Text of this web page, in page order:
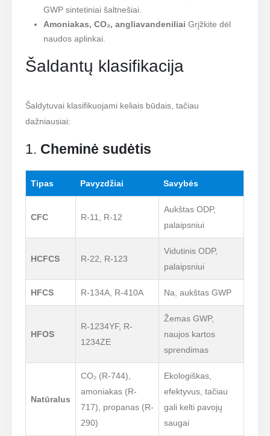
GWP sintetiniai šaltnešiai.
Amoniakas, CO₂, angliavandeniliai Grįžkite dėl
naudos aplinkai.
Šaldantų klasifikacija
Šaldytuvai klasifikuojami keliais būdais, tačiau
dažniausiai:
1. Cheminė sudėtis
Tipas Pavyzdžiai Savybės
CFC R-11, R-12
Aukštas ODP,
palaipsniui
HCFCS R-22, R-123
Vidutinis ODP,
palaipsniui
HFCS R-134A, R-410A Na, aukštas GWP
HFOS
R-1234YF, R-
1234ZE
Žemas GWP,
naujos kartos
sprendimas
Natūralus
CO₂ (R-744),
amoniakas (R-
717), propanas (R-
290)
Ekologiškas,
efektyvus, tačiau
gali kelti pavojų
saugai